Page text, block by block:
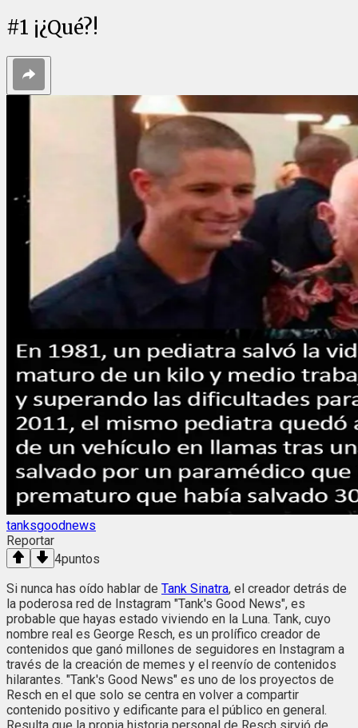
#1 ¡¿Qué?!
tanksgoodnews
Reportar
4puntos
Si nunca has oído hablar de Tank Sinatra, el creador detrás de
la poderosa red de Instagram "Tank's Good News", es
probable que hayas estado viviendo en la Luna. Tank, cuyo
nombre real es George Resch, es un prolífico creador de
contenidos que ganó millones de seguidores en Instagram a
través de la creación de memes y el reenvío de contenidos
hilarantes. "Tank's Good News" es uno de los proyectos de
Resch en el que solo se centra en volver a compartir
contenido positivo y edificante para el público en general.
Resulta que la propia historia personal de Resch sirvió de